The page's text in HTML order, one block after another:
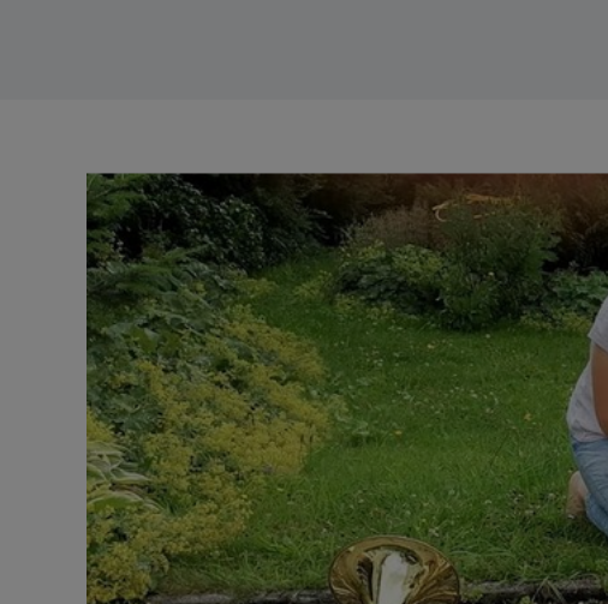
Zeige
grösseres
Bild